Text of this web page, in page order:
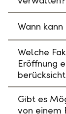
Wann
Welche
Eröffnung
Gibt es
von einem